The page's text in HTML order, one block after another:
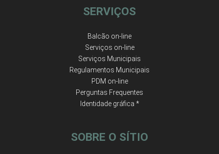
SERVIÇOS
Balcão on-line
Serviços on-line
Serviços Municipais
Regulamentos Municipais
PDM on-line
Perguntas Frequentes
Identidade gráfica *
SOBRE O SÍTIO